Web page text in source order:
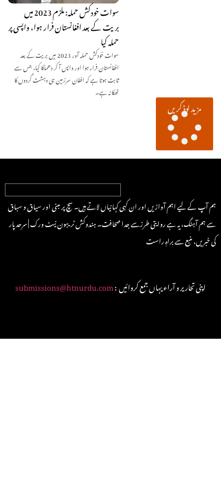
سوات خودکش حملہ: ملزم 2023 میں
بریت کے بعد افغانستان فرار ہوا، واپسی پر
حملہ کیا
سوات خودکش حملہ آور 2023 میں بریت کے بعد
افغانستان فرار ہوا اور واپس آ کر دھماکا کیا، جس سے
ثابت ہوتا ہے کہ افغان سرزمین ہی دہشت گردوں کا
ٹھکانہ ہے۔
مزید لوڈ کریں
ہم آپ کے لیے اہم آوازیں اور ان کہی کہانیاں لاتے ہیں۔ سچ پر مبنی اور سیاق و سباق
سے ہم آہنگ، یہ ہے روایتی طرزسے جدا صحافت۔ ہندوکش ٹریبون نیٹ ورک | سرحد پار
کی خبریں، منبع سے براہِ راست
submissions@htnurdu.com : اپنی تحاریر و آراء یہاں جمع کروائیں